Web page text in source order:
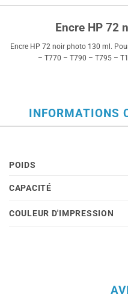
Encre HP 72
Encre HP 72 noir photo 130 ml.
– T770 – T790 – T795 –
INFORMATIONS
POIDS
CAPACITÉ
COULEUR D'IMPRESSION